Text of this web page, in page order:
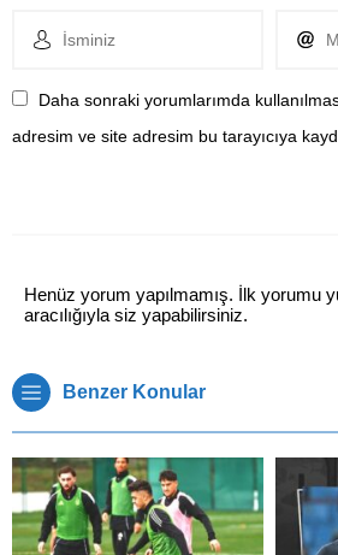
Daha sonraki yorumlarımda
adresim ve site adresim bu tarayıcıya
Henüz yorum yapılmamış. İlk yorumu
aracılığıyla siz yapabilirsiniz.
Benzer Konular